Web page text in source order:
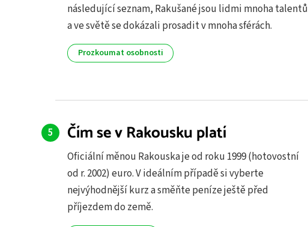
následující seznam, Rakušané jsou lidmi mnoha talentů
a ve světě se dokázali prosadit v mnoha sférách.
Prozkoumat osobnosti
Čím se v Rakousku platí
Oficiální měnou Rakouska je od roku 1999 (hotovostní
od r. 2002) euro. V ideálním případě si vyberte
nejvýhodnější kurz a směňte peníze ještě před
příjezdem do země.